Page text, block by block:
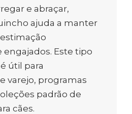
e abraçar,
ajuda a manter
engajados. Este tipo
útil para
varejo, programas
padrão de
cães.